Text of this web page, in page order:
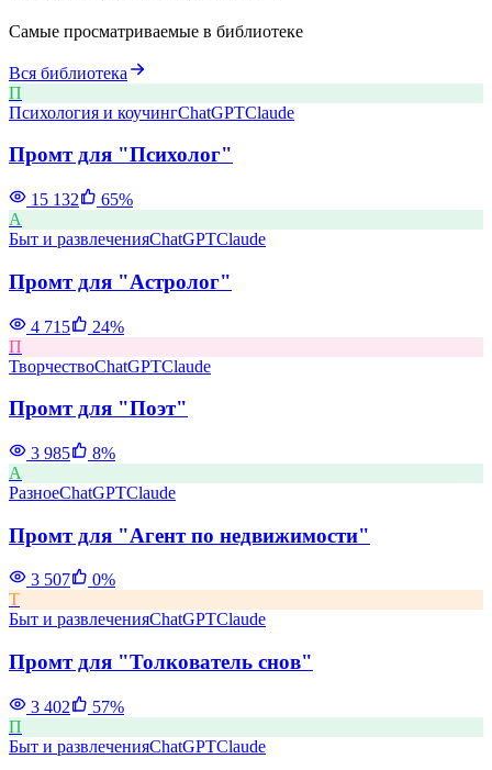
Самые просматриваемые в библиотеке
Вся библиотека
П
Психология и коучингChatGPTClaude
Промт для "Психолог"
15 132 65%
А
Быт и развлеченияChatGPTClaude
Промт для "Астролог"
4 715 24%
П
ТворчествоChatGPTClaude
Промт для "Поэт"
3 985 8%
А
РазноеChatGPTClaude
Промт для "Агент по недвижимости"
3 507 0%
Т
Быт и развлеченияChatGPTClaude
Промт для "Толкователь снов"
3 402 57%
П
Быт и развлеченияChatGPTClaude